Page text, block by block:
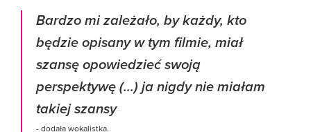
Bardzo mi zależało, by każdy, kto
będzie opisany w tym filmie, miał
szansę opowiedzieć swoją
perspektywę (...) ja nigdy nie miałam
takiej szansy
- dodała wokalistka.